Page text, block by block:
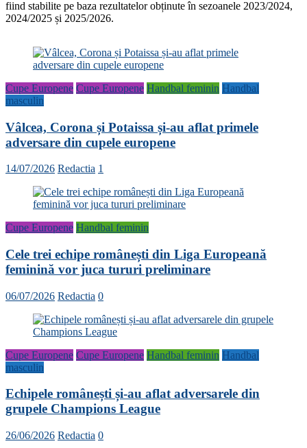
fiind stabilite pe baza rezultatelor obținute în sezoanele 2023/2024,
2024/2025 și 2025/2026.
Cupe Europene Cupe Europene Handbal feminin Handbal
masculin
Vâlcea, Corona și Potaissa și-au aflat primele
adversare din cupele europene
14/07/2026 Redactia 1
Cupe Europene Handbal feminin
Cele trei echipe românești din Liga Europeană
feminină vor juca tururi preliminare
06/07/2026 Redactia 0
Cupe Europene Cupe Europene Handbal feminin Handbal
masculin
Echipele românești și-au aflat adversarele din
grupele Champions League
26/06/2026 Redactia 0